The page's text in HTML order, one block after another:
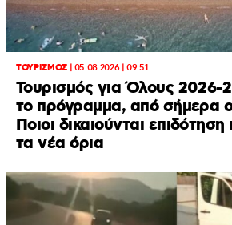
ΤΟΥΡΙΣΜΟΣ| 05.08.2026 | 09:51
Τουρισμός για Όλους 2026-
το πρόγραμμα, από σήμερα
Ποιοι δικαιούνται επιδότηση
τα νέα όρια